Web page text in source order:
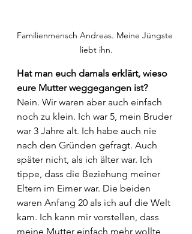
Familienmensch Andreas. Meine Jüngste
liebt ihn.
Hat man euch damals erklärt, wieso
eure Mutter weggegangen ist?
Nein. Wir waren aber auch einfach
noch zu klein. Ich war 5, mein Bruder
war 3 Jahre alt. Ich habe auch nie
nach den Gründen gefragt. Auch
später nicht, als ich älter war. Ich
tippe, dass die Beziehung meiner
Eltern im Eimer war. Die beiden
waren Anfang 20 als ich auf die Welt
kam. Ich kann mir vorstellen, dass
meine Mutter einfach mehr wollte